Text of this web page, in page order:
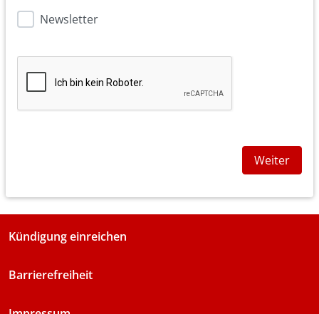
Newsletter
Weiter
Kündigung einreichen
Barrierefreiheit